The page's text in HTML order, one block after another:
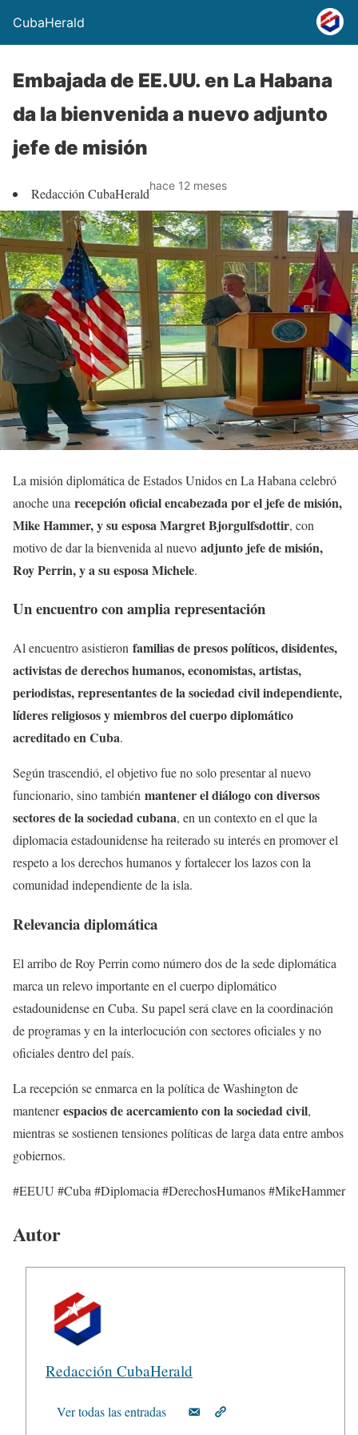
CubaHerald
Embajada de EE.UU. en La Habana
da la bienvenida a nuevo adjunto
jefe de misión
Redacción CubaHeraldhace 12 meses
La misión diplomática de Estados Unidos en La Habana celebró
anoche una recepción oficial encabezada por el jefe de misión,
Mike Hammer, y su esposa Margret Bjorgulfsdottir, con
motivo de dar la bienvenida al nuevo adjunto jefe de misión,
Roy Perrin, y a su esposa Michele.
Un encuentro con amplia representación
Al encuentro asistieron familias de presos políticos, disidentes,
activistas de derechos humanos, economistas, artistas,
periodistas, representantes de la sociedad civil independiente,
líderes religiosos y miembros del cuerpo diplomático
acreditado en Cuba.
Según trascendió, el objetivo fue no solo presentar al nuevo
funcionario, sino también mantener el diálogo con diversos
sectores de la sociedad cubana, en un contexto en el que la
diplomacia estadounidense ha reiterado su interés en promover el
respeto a los derechos humanos y fortalecer los lazos con la
comunidad independiente de la isla.
Relevancia diplomática
El arribo de Roy Perrin como número dos de la sede diplomática
marca un relevo importante en el cuerpo diplomático
estadounidense en Cuba. Su papel será clave en la coordinación
de programas y en la interlocución con sectores oficiales y no
oficiales dentro del país.
La recepción se enmarca en la política de Washington de
mantenerespacios de acercamiento con la sociedad civil,
mientras se sostienen tensiones políticas de larga data entre ambos
gobiernos.
#EEUU #Cuba #Diplomacia #DerechosHumanos #MikeHammer
Autor
Redacción CubaHerald
Ver todas las entradas